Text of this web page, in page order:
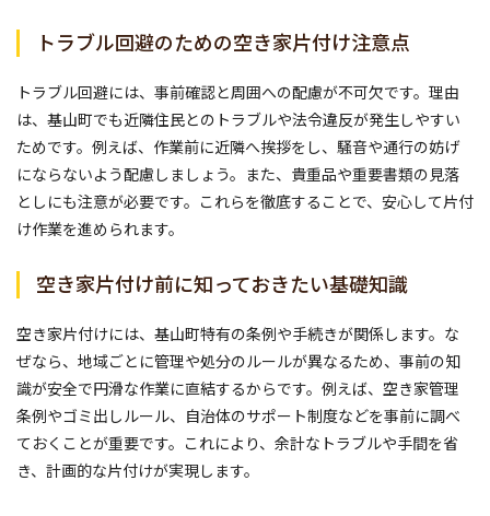
トラブル回避のための空き家片付け注意点
トラブル回避には、事前確認と周囲への配慮が不可欠です。理由
は、基山町でも近隣住民とのトラブルや法令違反が発生しやすい
ためです。例えば、作業前に近隣へ挨拶をし、騒音や通行の妨げ
にならないよう配慮しましょう。また、貴重品や重要書類の見落
としにも注意が必要です。これらを徹底することで、安心して片付
け作業を進められます。
空き家片付け前に知っておきたい基礎知識
空き家片付けには、基山町特有の条例や手続きが関係します。な
ぜなら、地域ごとに管理や処分のルールが異なるため、事前の知
識が安全で円滑な作業に直結するからです。例えば、空き家管理
条例やゴミ出しルール、自治体のサポート制度などを事前に調べ
ておくことが重要です。これにより、余計なトラブルや手間を省
き、計画的な片付けが実現します。